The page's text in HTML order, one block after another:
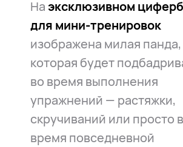
Наэксклюзивном
для мини⁠-⁠тренировок
изображена милая панда,
которая будет
во время выполнения
упражнений⁠ — растяжки,
скручиваний или просто
время повседневной